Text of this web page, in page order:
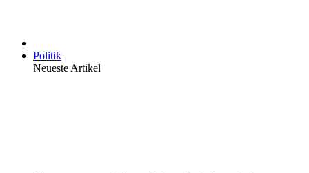
Politik
Neueste Artikel